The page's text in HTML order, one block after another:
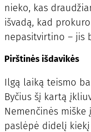
nieko, kas
išvadą, kad
nepasitvirtino – jis
Pirštinės išdavikės
Ilgą laiką teismo
Byčius šį kartą
Nemenčinės
paslėpė didelį